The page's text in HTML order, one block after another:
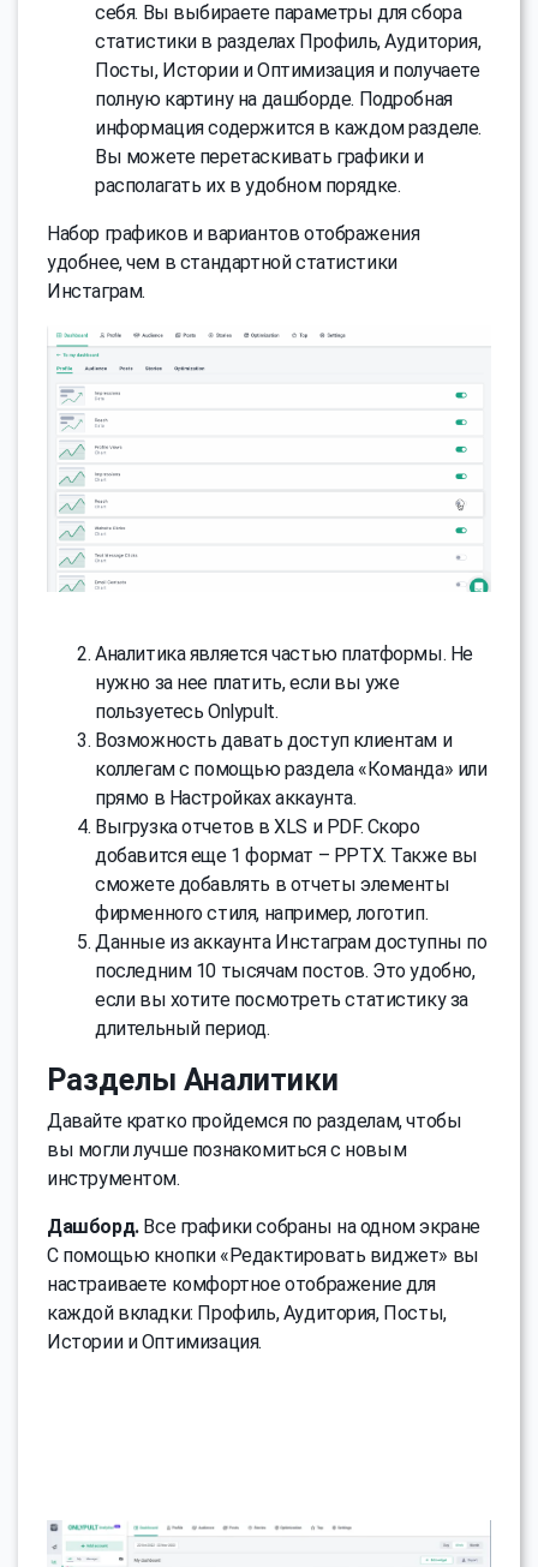
себя. Вы выбираете параметры для сбора
статистики в разделах Профиль, Аудитория,
Посты, Истории и Оптимизация и получаете
полную картину на дашборде. Подробная
информация содержится в каждом разделе.
Вы можете перетаскивать графики и
располагать их в удобном порядке.
Набор графиков и вариантов отображения
удобнее, чем в стандартной статистики
Инстаграм.
Аналитика является частью платформы. Не
нужно за нее платить, если вы уже
пользуетесь Onlypult.
Возможность давать доступ клиентам и
коллегам с помощью раздела «Команда» или
прямо в Настройках аккаунта.
Выгрузка отчетов в XLS и PDF. Скоро
добавится еще 1 формат – PPTX. Также вы
сможете добавлять в отчеты элементы
фирменного стиля, например, логотип.
Данные из аккаунта Инстаграм доступны по
последним 10 тысячам постов. Это удобно,
если вы хотите посмотреть статистику за
длительный период.
Разделы Аналитики
Давайте кратко пройдемся по разделам, чтобы
вы могли лучше познакомиться с новым
инструментом.
Дашборд.Все графики собраны на одном экране
С помощью кнопки «Редактировать виджет» вы
настраиваете комфортное отображение для
каждой вкладки: Профиль, Аудитория, Посты,
Истории и Оптимизация.